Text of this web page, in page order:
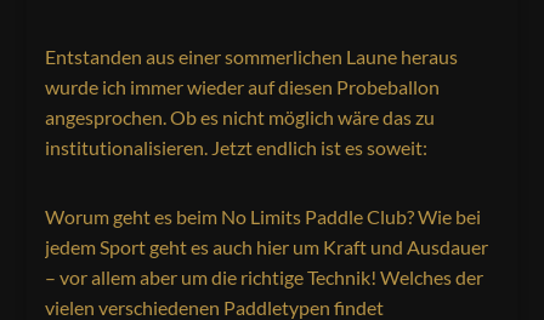
Entstanden aus einer sommerlichen Laune heraus
wurde ich immer wieder auf diesen Probeballon
angesprochen. Ob es nicht möglich wäre das zu
institutionalisieren. Jetzt endlich ist es soweit:
Worum geht es beim No Limits Paddle Club? Wie bei
jedem Sport geht es auch hier um Kraft und Ausdauer
– vor allem aber um die richtige Technik! Welches der
vielen verschiedenen Paddletypen findet